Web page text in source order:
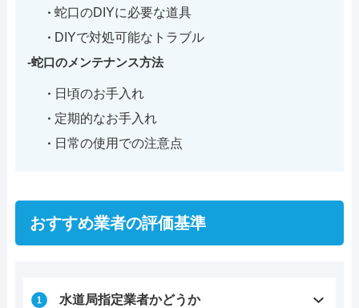
蛇口のDIYに必要な道具
DIYで対処可能なトラブル
蛇口のメンテナンス方法
日頃のお手入れ
定期的なお手入れ
日常の使用での注意点
おすすめ業者の評価基準
水道局指定業者かどうか